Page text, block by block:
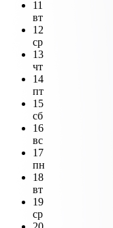
11
вт
12
ср
13
чт
14
пт
15
сб
16
вс
17
пн
18
вт
19
ср